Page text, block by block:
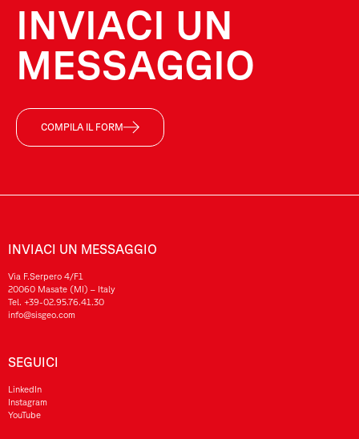
INVIACI UN
MESSAGGIO
COMPILA IL FORM
INVIACI UN MESSAGGIO
Via F.Serpero 4/F1
20060 Masate (MI) – Italy
Tel. +39-02.95.76.41.30
info@sisgeo.com
SEGUICI
LinkedIn
Instagram
YouTube